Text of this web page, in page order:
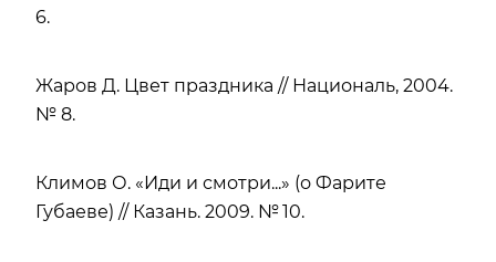
6.
Жаров Д. Цвет праздника // Националь, 2004.
№ 8.
Климов О. «Иди и смотри...» (о Фарите
Губаеве) // Казань. 2009. № 10.